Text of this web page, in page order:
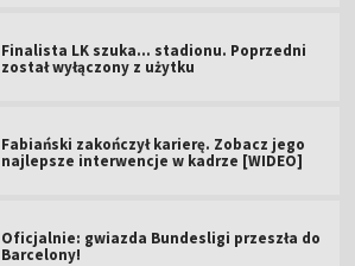
Finalista LK szuka... stadionu. Poprzedni
został wyłączony z użytku
Fabiański zakończył karierę. Zobacz jego
najlepsze interwencje w kadrze [WIDEO]
Oficjalnie: gwiazda Bundesligi przeszła do
Barcelony!